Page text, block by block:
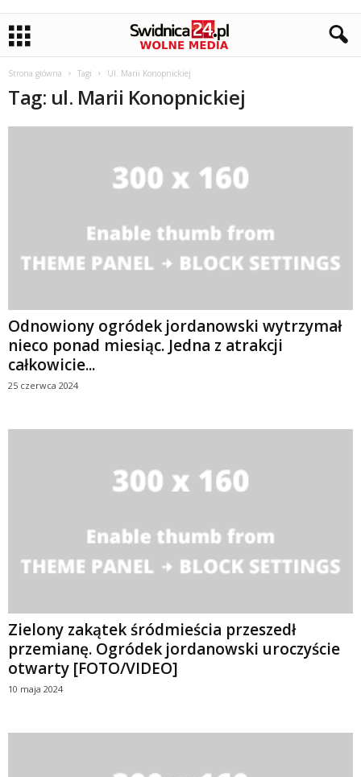
Strona główna Tagi Ul. Marii Konopnickiej
Tag: ul. Marii Konopnickiej
Odnowiony ogródek jordanowski wytrzymał
nieco ponad miesiąc. Jedna z atrakcji
całkowicie...
25 czerwca 2024
Zielony zakątek śródmieścia przeszedł
przemianę. Ogródek jordanowski uroczyście
otwarty [FOTO/VIDEO]
10 maja 2024